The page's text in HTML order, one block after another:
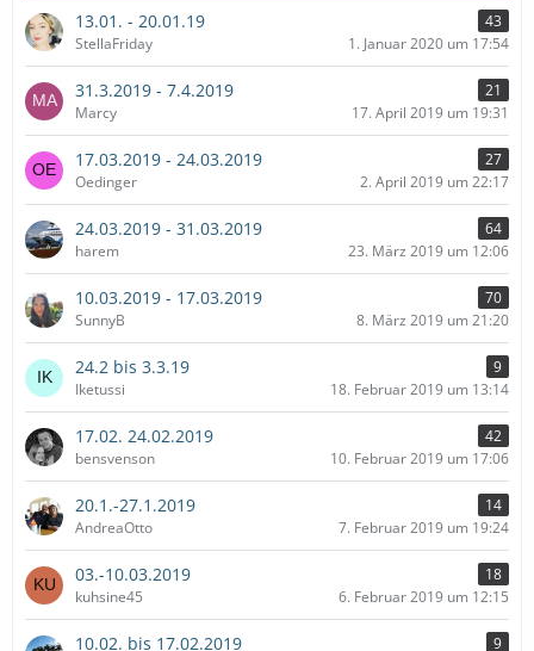
13.01. - 20.01.19
43
StellaFriday
1. Januar 2020 um 17:54
31.3.2019 - 7.4.2019
21
Marcy
17. April 2019 um 19:31
17.03.2019 - 24.03.2019
27
Oedinger
2. April 2019 um 22:17
24.03.2019 - 31.03.2019
64
harem
23. März 2019 um 12:06
10.03.2019 - 17.03.2019
70
SunnyB
8. März 2019 um 21:20
24.2 bis 3.3.19
9
Iketussi
18. Februar 2019 um 13:14
17.02. 24.02.2019
42
bensvenson
10. Februar 2019 um 17:06
20.1.-27.1.2019
14
AndreaOtto
7. Februar 2019 um 19:24
03.-10.03.2019
18
kuhsine45
6. Februar 2019 um 12:15
10.02. bis 17.02.2019 9